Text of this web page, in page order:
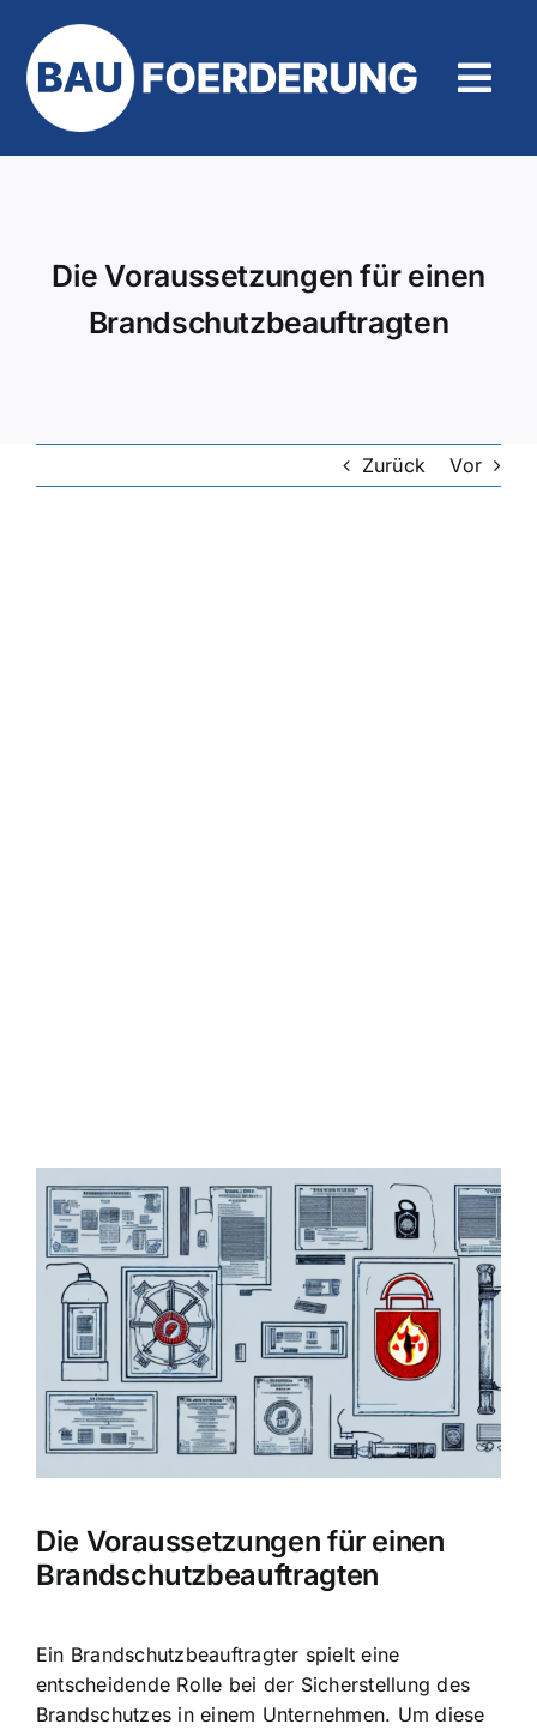
Inhalt
springen
Die Voraussetzungen für einen
Brandschutzbeauftragten
Zurück Vor
Zeige
grösseres
Bild
Die Voraussetzungen für einen
Brandschutzbeauftragten
Ein Brandschutzbeauftragter spielt eine
entscheidende Rolle bei der Sicherstellung des
Brandschutzes in einem Unternehmen. Um diese